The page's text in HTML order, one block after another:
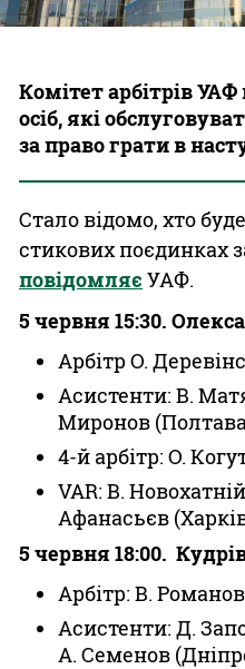
Комітет арбітрів
осіб, які
за право грати в
Стало відомо, хто
стикових поєдинках
повідомляє УАФ.
5 червня 15:30.
Арбітр О.
Асистенти: В.
Миронов
4-й арбітр: О.
VAR: В.
Афанасьєв
5 червня 18:00.
Арбітр: В.
Асистенти: Д.
А. Семенов